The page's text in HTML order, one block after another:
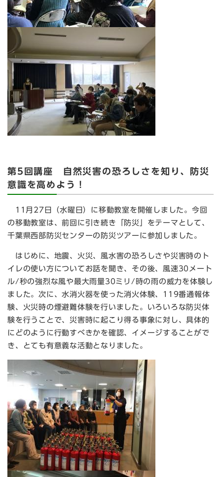
第5回講座 自然災害の恐ろしさを知り、防災
意識を高めよう！
11月27日（水曜日）に移動教室を開催しました。今回
の移動教室は、前回に引き続き「防災」をテーマとして、
千葉県西部防災センターの防災ツアーに参加しました。
はじめに、地震、火災、風水害の恐ろしさや災害時のト
イレの使い方についてお話を聞き、その後、風速30メート
ル/秒の強烈な風や最大雨量30ミリ/時の雨の威力を体験し
ました。次に、水消火器を使った消火体験、119番通報体
験、火災時の煙避難体験を行いました。いろいろな防災体
験を行うことで、災害時に起こり得る事象に対し、具体的
にどのように行動すべきかを確認、イメージすることがで
き、とても有意義な活動となりました。